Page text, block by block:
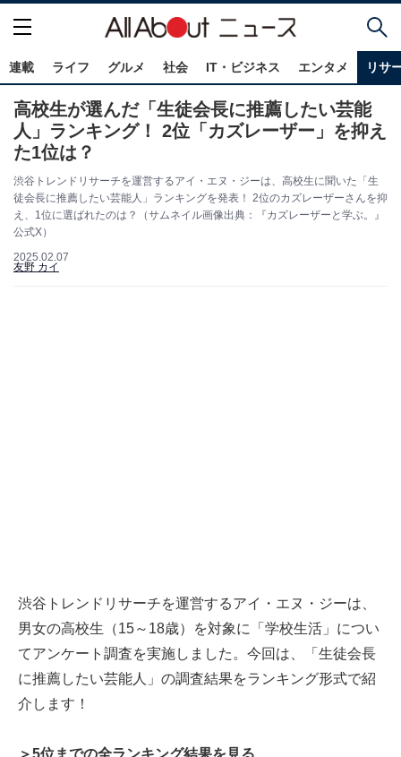
連載 ライフ グルメ 社会 IT・ビジネス エンタメ リサ
高校生が選んだ「生徒会長に推薦したい芸能
人」ランキング！ 2位「カズレーザー」を抑え
た1位は？
渋谷トレンドリサーチを運営するアイ・エヌ・ジーは、高校生に聞いた「生
徒会長に推薦したい芸能人」ランキングを発表！ 2位のカズレーザーさんを抑
え、1位に選ばれたのは？（サムネイル画像出典：『カズレーザーと学ぶ。』
公式X）
2025.02.07
友野 カイ
渋谷トレンドリサーチを運営するアイ・エヌ・ジーは、
男女の高校生（15～18歳）を対象に「学校生活」につい
てアンケート調査を実施しました。今回は、「生徒会長
に推薦したい芸能人」の調査結果をランキング形式で紹
介します！
＞5位までの全ランキング結果を見る